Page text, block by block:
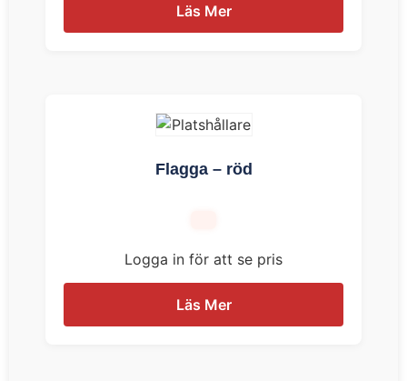
Läs Mer
Flagga – röd
Logga in för att se pris
Läs Mer